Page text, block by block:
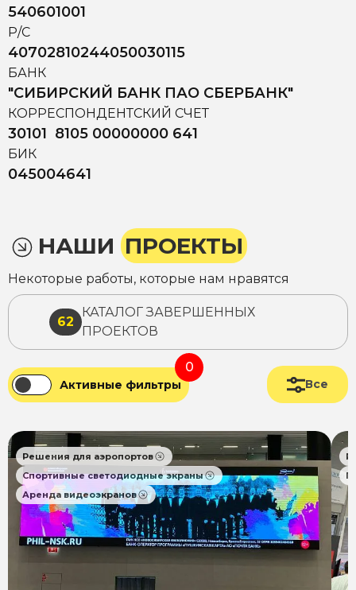
540601001
Р/С
40702810244050030115
БАНК
"СИБИРСКИЙ БАНК ПАО СБЕРБАНК"
КОРРЕСПОНДЕНТСКИЙ СЧЕТ
30101 8105 00000000 641
БИК
045004641
НАШИ ПРОЕКТЫ
Некоторые работы, которые нам нравятся
62
КАТАЛОГ ЗАВЕРШЕННЫХ
ПРОЕКТОВ
Активные фильтры
0
Все
Решения для аэропортов
Спортивные светодиодные экраны
Аренда видеоэкранов